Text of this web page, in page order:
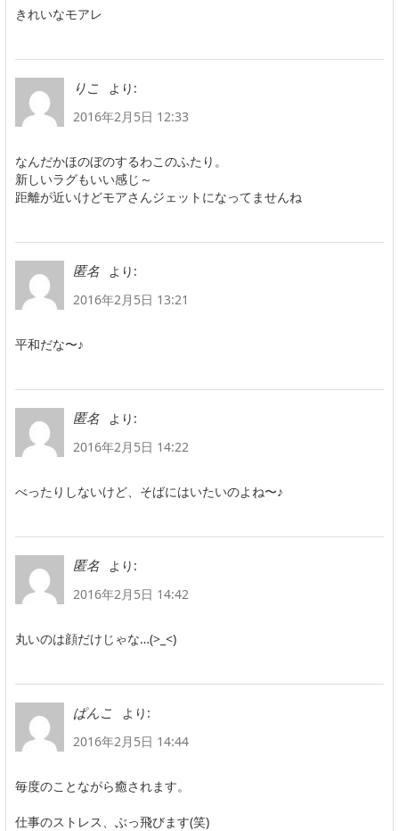
きれいなモアレ
りこ
より:
2016年2月5日 12:33
なんだかほのぼのするわこのふたり。
新しいラグもいい感じ～
距離が近いけどモアさんジェットになってませんね
匿名
より:
2016年2月5日 13:21
平和だな〜♪
匿名
より:
2016年2月5日 14:22
べったりしないけど、そばにはいたいのよね〜♪
匿名
より:
2016年2月5日 14:42
丸いのは顔だけじゃな…(>_<)
ぱんこ
より:
2016年2月5日 14:44
毎度のことながら癒されます。
仕事のストレス、ぶっ飛びます(笑)